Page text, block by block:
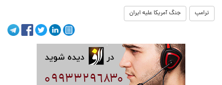
ترامپ جنگ آمریکا علیه ایران